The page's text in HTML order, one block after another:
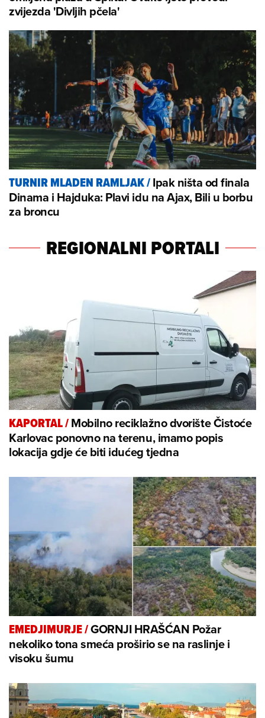
zvijezda 'Divljih pčela'
TURNIR MLADEN RAMLJAK/Ipak ništa od finala
Dinama i Hajduka: Plavi idu na Ajax, Bili u borbu
za broncu
REGIONALNI PORTALI
KAPORTAL/Mobilno reciklažno dvorište Čistoće
Karlovac ponovno na terenu, imamo popis
lokacija gdje će biti idućeg tjedna
EMEDJIMURJE/GORNJI HRAŠĆAN Požar
nekoliko tona smeća proširio se na raslinje i
visoku šumu